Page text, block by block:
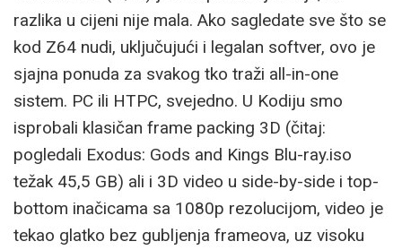
razlika u cijeni nije mala. Ako sagledate sve što se
kod Z64 nudi, uključujući i legalan softver, ovo je
sjajna ponuda za svakog tko traži all-in-one
sistem. PC ili HTPC, svejedno. U Kodiju smo
isprobali klasičan frame packing 3D (čitaj:
pogledali Exodus: Gods and Kings Blu-ray.iso
težak 45,5 GB) ali i 3D video u side-by-side i top-
bottom inačicama sa 1080p rezolucijom, video je
tekao glatko bez gubljenja frameova, uz visoku